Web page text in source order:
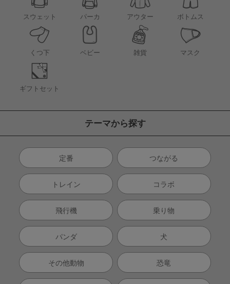
スウェット パーカ アウター ボトムス
くつ下 ベビー 雑貨 マスク
ギフトセット
テーマから探す
定番 つながる
トレイン コラボ
飛行機 乗り物
パンダ 犬
その他動物 恐竜